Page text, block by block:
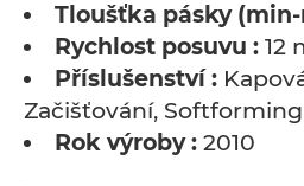
Tloušťka pásky
Rychlost posuvu : 12
Příslušenství :
Začišťování, Softforming
Rok výroby : 2010